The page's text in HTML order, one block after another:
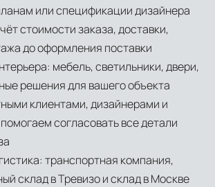
или спецификации дизайнера
стоимости заказа, доставки,
до оформления поставки
мебель, светильники, двери,
решения для вашего объекта
клиентами, дизайнерами и
согласовать все детали
транспортная компания,
склад в Тревизо и склад в Москве